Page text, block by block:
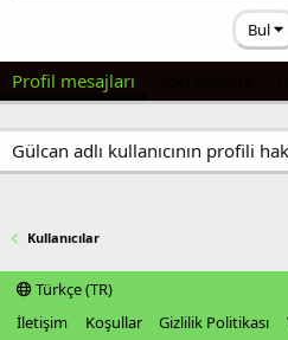
Bul
Profil mesajları
Gülcan adlı kullanıcının profili
Kullanıcılar
Türkçe (TR)
İletişim
Koşullar Gizlilik Politikası